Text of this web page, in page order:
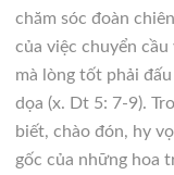
chăm sóc đoàn
của việc chuyển
mà lòng tốt phải
dọa (x. Dt 5: 7-9).
biết, chào đón, hy
gốc của những hoa